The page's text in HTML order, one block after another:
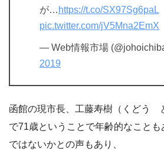
が… https://t.co/SX97Sg6paL
pic.twitter.com/jV5Mna2EmX
— Web情報市場
2019
函館の現市長、工藤寿樹（くどう
で71歳ということで年齢的なこと
ではないかとの声もあり、